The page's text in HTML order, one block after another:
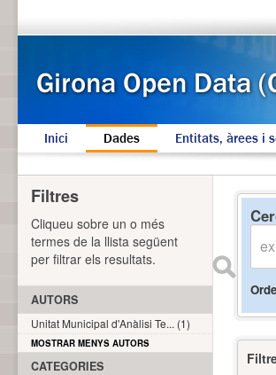
Inici Dades Entitats, àrees i
Filtres
Cliqueu sobre un o més
termes de la llista següent
per filtrar els resultats.
AUTORS
Unitat Municipal d'Anàlisi Te... (1)
MOSTRAR MENYS AUTORS
CATEGORIES